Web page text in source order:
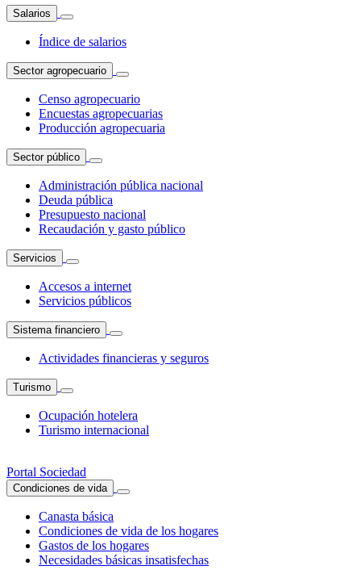
Salarios
Índice de salarios
Sector agropecuario
Censo agropecuario
Encuestas agropecuarias
Producción agropecuaria
Sector público
Administración pública nacional
Deuda pública
Presupuesto nacional
Recaudación y gasto público
Servicios
Accesos a internet
Servicios públicos
Sistema financiero
Actividades financieras y seguros
Turismo
Ocupación hotelera
Turismo internacional
Portal Sociedad
Condiciones de vida
Canasta básica
Condiciones de vida de los hogares
Gastos de los hogares
Necesidades básicas insatisfechas